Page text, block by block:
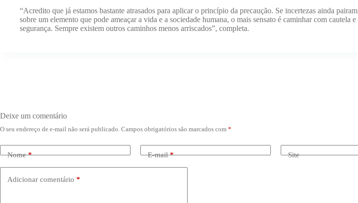
“Acredito que já estamos bastante atrasados para aplicar o princípio da precaução. Se incertezas ainda pairam
sobre um elemento que pode ameaçar a vida e a sociedade humana, o mais sensato é caminhar com cautela e
segurança. Sempre existem outros caminhos menos arriscados”, completa.
Deixe um comentário
O seu endereço de e-mail não será publicado. Campos obrigatórios são marcados com *
Nome* E-mail* Site
Adicionar comentário *